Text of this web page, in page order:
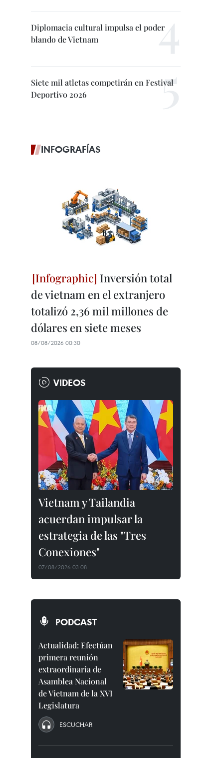
Diplomacia cultural impulsa el poder
blando de Vietnam
Siete mil atletas competirán en Festival
Deportivo 2026
INFOGRAFÍAS
Inversión total
de vietnam en el extranjero
totalizó 2,36 mil millones de
dólares en siete meses
08/08/2026 00:30
VIDEOS
Vietnam y Tailandia
acuerdan impulsar la
estrategia de las "Tres
Conexiones"
07/08/2026 03:08
PODCAST
Actualidad: Efectúan
primera reunión
extraordinaria de
Asamblea Nacional
de Vietnam de la XVI
Legislatura
ESCUCHAR